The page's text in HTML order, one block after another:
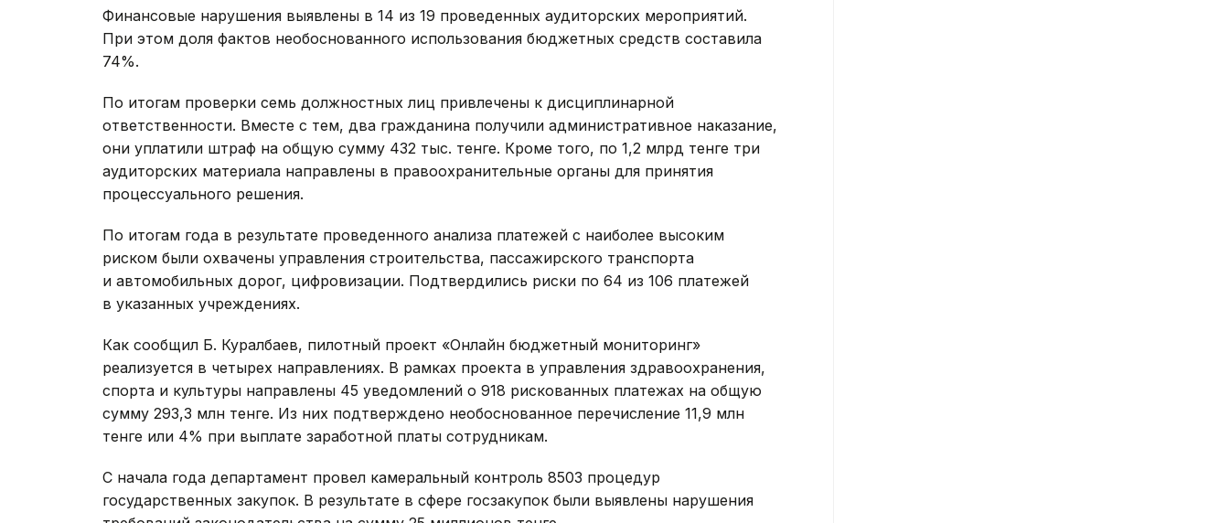
Финансовые нарушения выявлены в 14 из 19 проведенных аудиторских мероприятий.
При этом доля фактов необоснованного использования бюджетных средств составила
74%.
По итогам проверки семь должностных лиц привлечены к дисциплинарной
ответственности. Вместе с тем, два гражданина получили административное наказание,
они уплатили штраф на общую сумму 432 тыс. тенге. Кроме того, по 1,2 млрд тенге три
аудиторских материала направлены в правоохранительные органы для принятия
процессуального решения.
По итогам года в результате проведенного анализа платежей с наиболее высоким
риском были охвачены управления строительства, пассажирского транспорта
и автомобильных дорог, цифровизации. Подтвердились риски по 64 из 106 платежей
в указанных учреждениях.
Как сообщил Б. Куралбаев, пилотный проект «Онлайн бюджетный мониторинг»
реализуется в четырех направлениях. В рамках проекта в управления здравоохранения,
спорта и культуры направлены 45 уведомлений о 918 рискованных платежах на общую
сумму 293,3 млн тенге. Из них подтверждено необоснованное перечисление 11,9 млн
тенге или 4% при выплате заработной платы сотрудникам.
С начала года департамент провел камеральный контроль 8503 процедур
государственных закупок. В результате в сфере госзакупок были выявлены нарушения